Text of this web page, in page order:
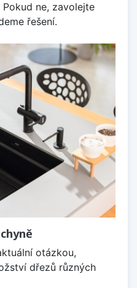
ne, zavolejte
řešení.
otázkou,
dřezů různých